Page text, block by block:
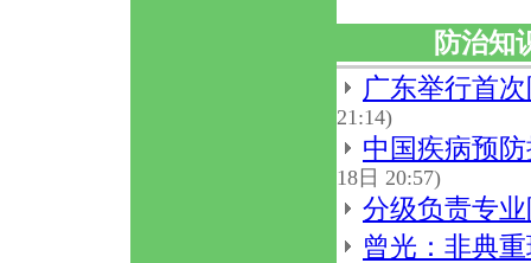
防治知
广东举行首
21:14)
中国疾病预
18日 20:57)
分级负责专
曾光：非典